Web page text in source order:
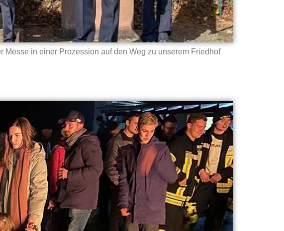
in einer Prozession auf den Weg zu unserem Friedhof